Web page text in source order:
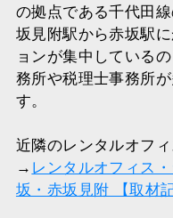
の拠点である千代田
坂見附駅から赤坂駅
ョンが集中している
務所や税理士事務所
す。
近隣のレンタルオフ
→ レンタルオフィス
坂・赤坂見附 【取材記